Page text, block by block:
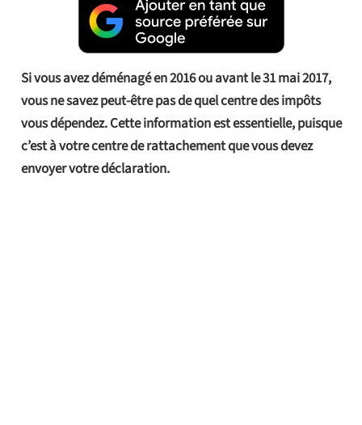
Si vous avez déménagé en 2016 ou avant le 31 mai 2017,
vous ne savez peut-être pas de quel centre des impôts
vous dépendez. Cette information est essentielle, puisque
c’est à votre centre de rattachement que vous devez
envoyer votre déclaration.